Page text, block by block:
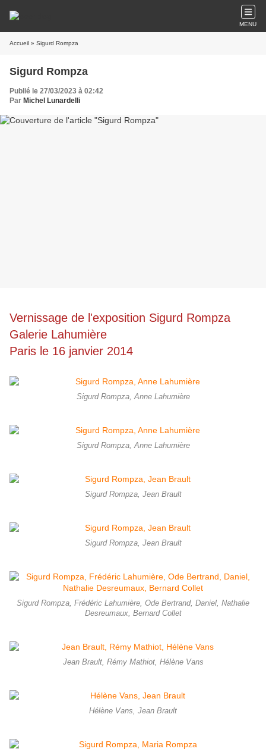
MENU
Accueil » Sigurd Rompza
Sigurd Rompza
Publié le 27/03/2023 à 02:42
Par Michel Lunardelli
Vernissage de l'exposition Sigurd Rompza
Galerie Lahumière
Paris le 16 janvier 2014
Sigurd Rompza, Anne Lahumière
Sigurd Rompza, Anne Lahumière
Sigurd Rompza, Jean Brault
Sigurd Rompza, Jean Brault
Sigurd Rompza, Frédéric Lahumière, Ode Bertrand, Daniel, Nathalie
Desreumaux, Bernard Collet
Jean Brault, Rémy Mathiot, Hélène Vans
Hélène Vans, Jean Brault